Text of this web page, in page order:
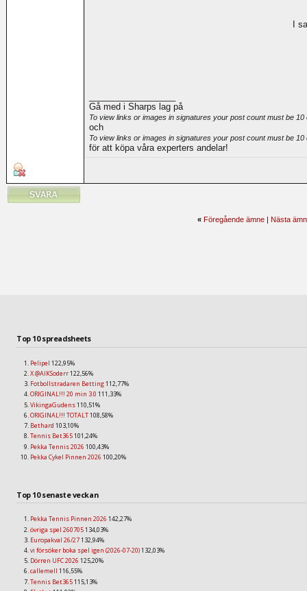
I
Gå med i Sharps lag på
To view links or images in signatures your post count must be
och
To view links or images in signatures your post count must be
för att köpa våra experters andelar!
« Föregående ämne| Nästa
Top 10 spreadsheets
Pelipel 122,95%
X @AIKSoderr122,56%
Fotbollstradaren Betting112,77%
ORIGINAL!!! 20 min 3.0 111,33%
VikingaGudens110,51%
ORIGINAL!!! TOTALT108,58%
Bethard 103,10%
Tennis Bet365101,24%
Pekka Tennis 2026 100,43%
Pekka Cykel Pinnen 2026 100,20%
Top 10 senaste veckan
Pekka Tennis Pinnen 2026 142,27%
övriga spel 260705134,03%
Europakval 26/27132,94%
vi försöker boka spel igen (2026-07-20)132,03%
Dörren UFC 2026 125,20%
callemell 116,55%
Tennis Bet365115,13%